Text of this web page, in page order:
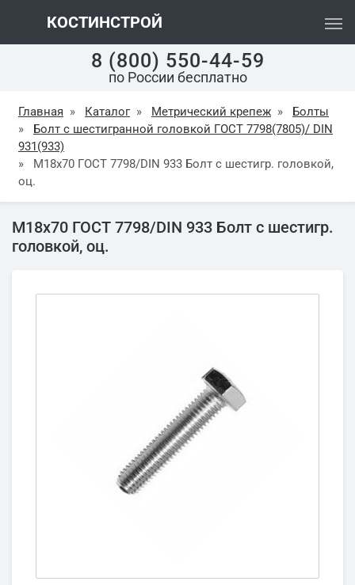
КОСТИНСТРОЙ
8 (800) 550-44-59
по России бесплатно
Главная » Каталог » Метрический крепеж »
Болты
»
Болт с шестигранной головкой ГОСТ 7798(7805)/ DIN
931(933)
»
М18х70 ГОСТ 7798/DIN 933 Болт с шестигр. головкой,
оц.
М18х70 ГОСТ 7798/DIN 933 Болт с шестигр.
головкой, оц.